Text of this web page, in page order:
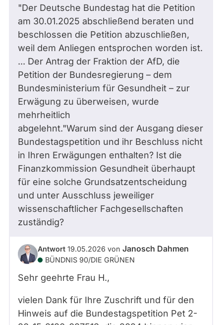
"Der Deutsche Bundestag hat die Petition
am 30.01.2025 abschließend beraten und
beschlossen die Petition abzuschließen,
weil dem Anliegen entsprochen worden ist.
... Der Antrag der Fraktion der AfD, die
Petition der Bundesregierung – dem
Bundesministerium für Gesundheit – zur
Erwägung zu überweisen, wurde
mehrheitlich
abgelehnt."Warum sind der Ausgang dieser
Bundestagspetition und ihr Beschluss nicht
in Ihren Erwägungen enthalten? Ist die
Finanzkommission Gesundheit überhaupt
für eine solche Grundsatzentscheidung
und unter Ausschluss jeweiliger
wissenschaftlicher Fachgesellschaften
zuständig?
Antwort 19.05.2026 von Janosch Dahmen
BÜNDNIS 90/­DIE GRÜNEN
Sehr geehrte Frau H.,
vielen Dank für Ihre Zuschrift und für den
Hinweis auf die Bundestagspetition Pet 2-